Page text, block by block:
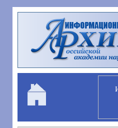
Перейти к основному содержанию